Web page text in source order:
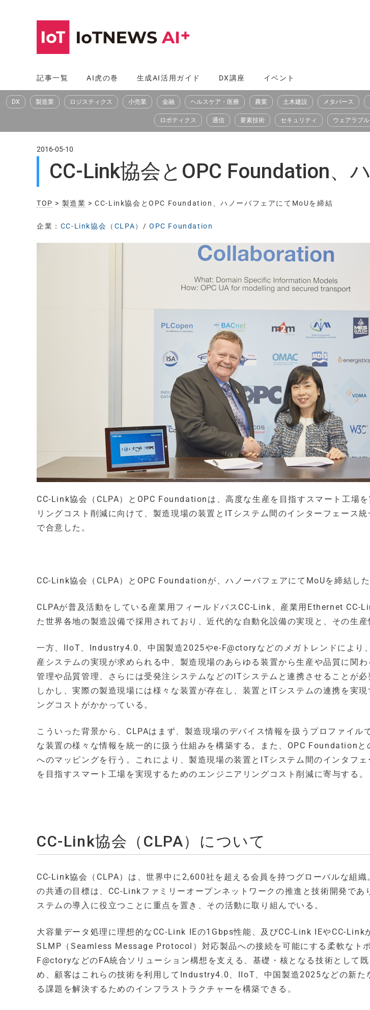
へ
ス
記事一覧 AI虎の巻 生成AI活用ガイド DX講座 イベント
DX 製造業 ロジスティクス 小売業 金融 ヘルスケア・医療 農業 土木建設 メタバース
ロボティクス 通信 要素技術 セキュリティ ウェアラブル
2016-05-10
CC-Link協会とOPC Foundation、
TOP > 製造業 > CC-Link協会とOPC Foundation、ハノーバフェアにてMoUを締結
企業： CC-Link協会（CLPA） /OPC Foundation
CC-Link協会（CLPA）とOPC Foundationは、高度な生産を目指すスマート工場
リングコスト削減に向けて、製造現場の装置とITシステム間のインターフェース
で合意した。
CC-Link協会（CLPA）とOPC Foundationが、ハノーバフェアにてMoUを締結した
CLPAが普及活動をしている産業用フィールドバスCC-Link、産業用Ethernet CC-
た世界各地の製造設備で採用されており、近代的な自動化設備の実現と、その生産
一方、IIoT、Industry4.0、中国製造2025やe-F@ctoryなどのメガトレンドにより
産システムの実現が求められる中、製造現場のあらゆる装置から生産や品質に関
管理や品質管理、さらには受発注システムなどのITシステムと連携させることが必
しかし、実際の製造現場には様々な装置が存在し、装置とITシステムの連携を実
ングコストがかかっている。
こういった背景から、CLPAはまず、製造現場のデバイス情報を扱うプロファイル
な装置の様々な情報を統一的に扱う仕組みを構築する。また、OPC Foundationと
へのマッピングを行う。これにより、製造現場の装置とITシステム間のインタフ
を目指すスマート工場を実現するためのエンジニアリングコスト削減に寄与する。
CC-Link協会（CLPA）について
CC-Link協会（CLPA）は、世界中に2,600社を超える会員を持つグローバルな組
の共通の目標は、CC-Linkファミリーオープンネットワークの推進と技術開発であ
ステムの導入に役立つことに重点を置き、その活動に取り組んでいる。
大容量データ処理に理想的なCC-Link IEの1Gbps性能、及びCC-Link IEやCC-Link
SLMP（Seamless Message Protocol）対応製品への接続を可能にする柔軟なト
F@ctoryなどのFA統合ソリューション構想を支える、基礎・核となる技術として
め、顧客はこれらの技術を利用してIndustry4.0、IIoT、中国製造2025などの新た
る課題を解決するためのインフラストラクチャーを構築できる。